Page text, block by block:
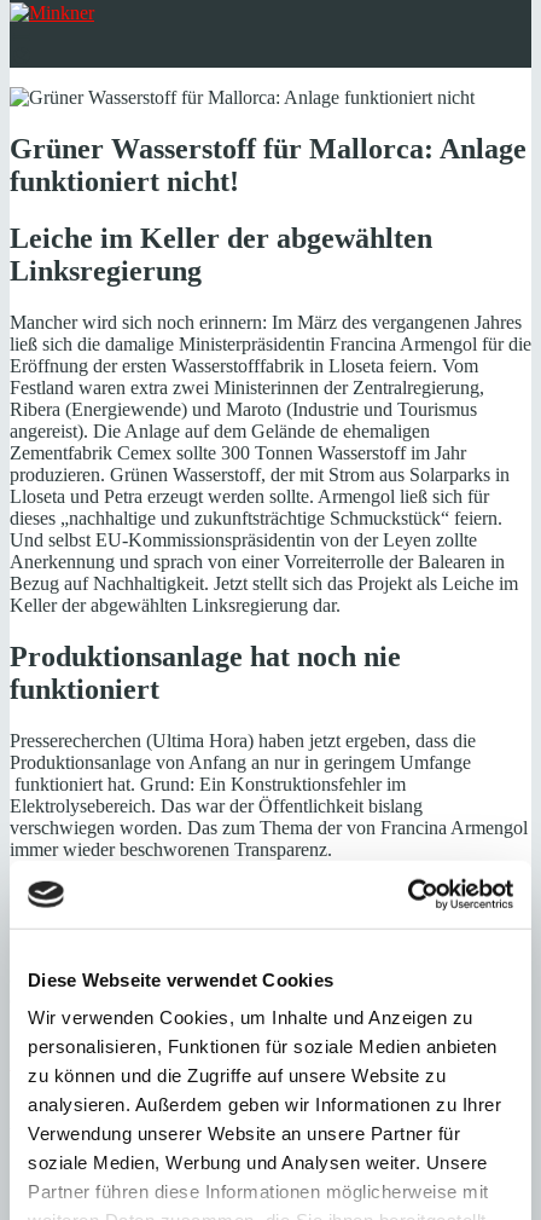
Diese Webseite verwendet Cookies
Wir verwenden Cookies, um Inhalte und Anzeigen zu
personalisieren, Funktionen für soziale Medien anbieten
zu können und die Zugriffe auf unsere Website zu
analysieren. Außerdem geben wir Informationen zu Ihrer
Verwendung unserer Website an unsere Partner für
soziale Medien, Werbung und Analysen weiter. Unsere
Partner führen diese Informationen möglicherweise mit
Grüner Wasserstofffür Mallorca: Anlage
funktioniert nicht!
Leiche im Keller der abgewählten
Linksregierung
Mancher wird sich noch erinnern: Im März des vergangenen Jahres
ließ sich die damalige Ministerpräsidentin Francina Armengol für die
Eröffnung der ersten Wasserstofffabrik in Lloseta feiern. Vom
Festland waren extra zwei Ministerinnen der Zentralregierung,
Ribera (Energiewende) und Maroto (Industrie und Tourismus
angereist). Die Anlage auf dem Gelände de ehemaligen
Zementfabrik Cemex sollte 300 Tonnen Wasserstoff im Jahr
produzieren. Grünen Wasserstoff, der mit Strom aus Solarparks in
Lloseta und Petra erzeugt werden sollte. Armengol ließ sich für
dieses „nachhaltige und zukunftsträchtige Schmuckstück“ feiern.
Und selbst EU-Kommissionspräsidentin von der Leyen zollte
Anerkennung und sprach von einer Vorreiterrolle der Balearen in
Bezug auf Nachhaltigkeit. Jetzt stellt sich das Projekt als Leiche im
Keller der abgewählten Linksregierung dar.
Produktionsanlage hat noch nie
funktioniert
Presserecherchen (Ultima Hora) haben jetzt ergeben, dass die
Produktionsanlage von Anfang an nur in geringem Umfange
funktioniert hat. Grund: Ein Konstruktionsfehler im
Elektrolysebereich. Das war der Öffentlichkeit bislang
verschwiegen worden. Das zum Thema der von Francina Armengol
immer wieder beschworenen Transparenz.
Die Elektrolyseanlage verwandelt Wasserstoffmoleküle in einem
komplizierten Verfahren in sauerstoff- und Hydrogenatome. Dazu
benötigt die Anlage Strom, der – wie oben ausgeführt – aus
amerikanische Hersteller Accelera, der seit einem Jahr daran bastelt,
Nachrichten
10. August 202321. September 2023
Walter
Breidenbach
1 Kommentar zu “Grüner Wasserstoff für Mallorca: Anlage
funktioniert nicht”
Paul Kosznewski
schreibt:
10. August 2023